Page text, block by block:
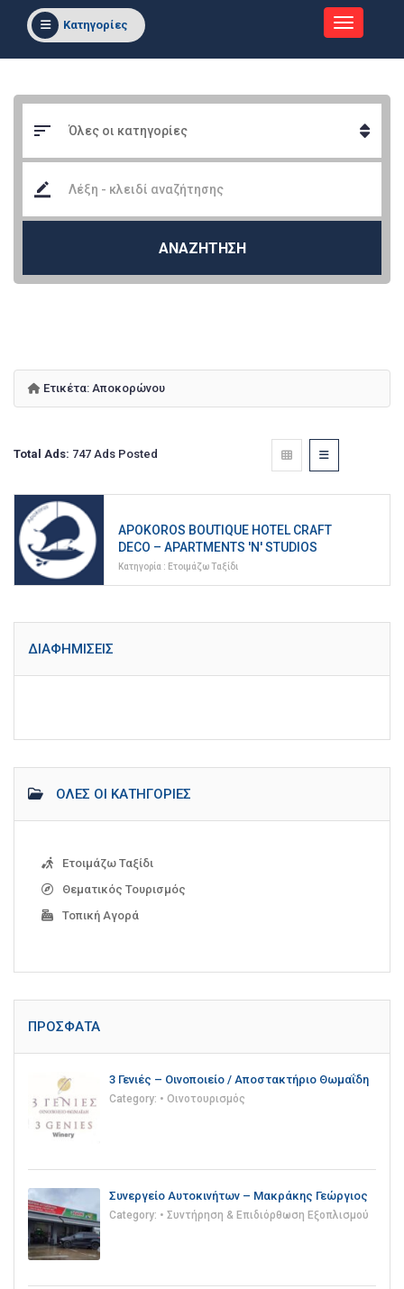
Κατηγορίες
ΑΝΑΖΗΤΗΣΗ
Ετικέτα: Αποκορώνου
Total Ads: 747 Ads Posted
APOKOROS BOUTIQUE HOTEL CRAFT
DECO – APARTMENTS 'N' STUDIOS
Κατηγορία : Ετοιμάζω Ταξίδι
ΔΙΑΦΗΜΊΣΕΙΣ
ΌΛΕΣ ΟΙ ΚΑΤΗΓΟΡΊΕΣ
Ετοιμάζω Ταξίδι
Θεματικός Τουρισμός
Τοπική Αγορά
ΠΡΌΣΦΑΤΑ
3 Γενιές – Οινοποιείο / Αποστακτήριο Θωμαΐδη
Category: • Οινοτουρισμός
Συνεργείο Αυτοκινήτων – Μακράκης Γεώργιος
Category: • Συντήρηση & Επιδιόρθωση Εξοπλισμού